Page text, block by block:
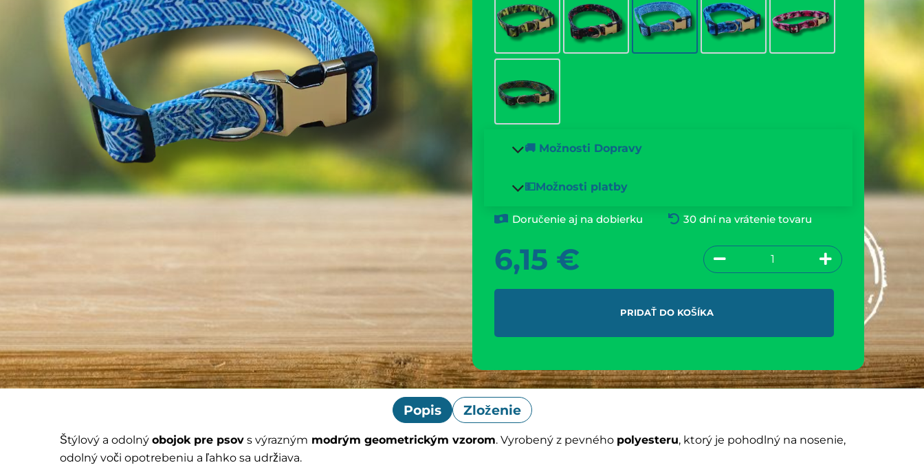
🚚 Možnosti Dopravy
💵Možnosti platby
Doručenie aj na dobierku 30 dní na vrátenie tovaru
6,15 €
PRIDAŤ DO KOŠÍKA
Popis Zloženie
Štýlový a odolný obojok pre psov s výrazným modrým geometrickým vzorom. Vyrobený z pevného polyesteru, ktorý je pohodlný na nosenie,
odolný voči opotrebeniu a ľahko sa udržiava.